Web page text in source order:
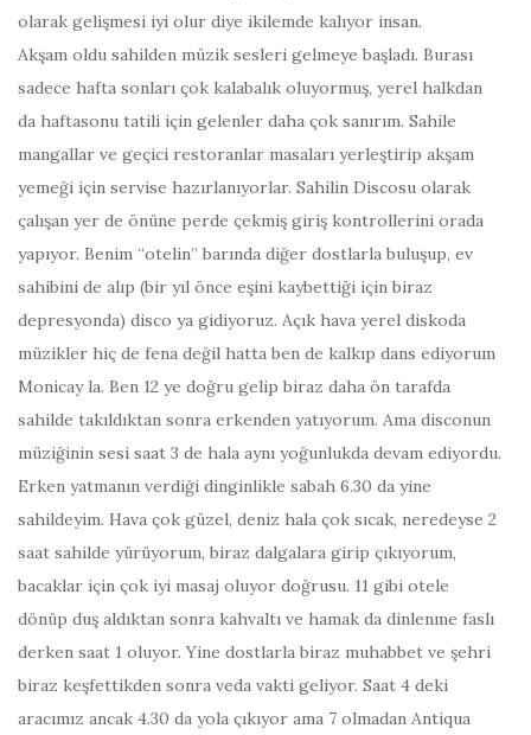
olarak gelişmesi iyi olur diye ikilemde kalıyor insan.
Akşam oldu sahilden müzik sesleri gelmeye başladı. Burası
sadece hafta sonları çok kalabalık oluyormuş, yerel halkdan
da haftasonu tatili için gelenler daha çok sanırım. Sahile
mangallar ve geçici restoranlar masaları yerleştirip akşam
yemeği için servise hazırlanıyorlar. Sahilin Discosu olarak
çalışan yer de önüne perde çekmiş giriş kontrollerini orada
yapıyor. Benim “otelin” barında diğer dostlarla buluşup, ev
sahibini de alıp (bir yıl önce eşini kaybettiği için biraz
depresyonda) disco ya gidiyoruz. Açık hava yerel diskoda
müzikler hiç de fena değil hatta ben de kalkıp dans ediyorum
Monicay la. Ben 12 ye doğru gelip biraz daha ön tarafda
sahilde takıldıktan sonra erkenden yatıyorum. Ama disconun
müziğinin sesi saat 3 de hala aynı yoğunlukda devam ediyordu.
Erken yatmanın verdiği dinginlikle sabah 6.30 da yine
sahildeyim. Hava çok güzel, deniz hala çok sıcak, neredeyse 2
saat sahilde yürüyorum, biraz dalgalara girip çıkıyorum,
bacaklar için çok iyi masaj oluyor doğrusu. 11 gibi otele
dönüp duş aldıktan sonra kahvaltı ve hamak da dinlenme faslı
derken saat 1 oluyor. Yine dostlarla biraz muhabbet ve şehri
biraz keşfettikden sonra veda vakti geliyor. Saat 4 deki
aracımız ancak 4.30 da yola çıkıyor ama 7 olmadan Antiqua